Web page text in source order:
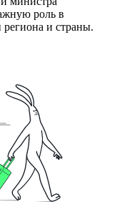
роль в
и страны.